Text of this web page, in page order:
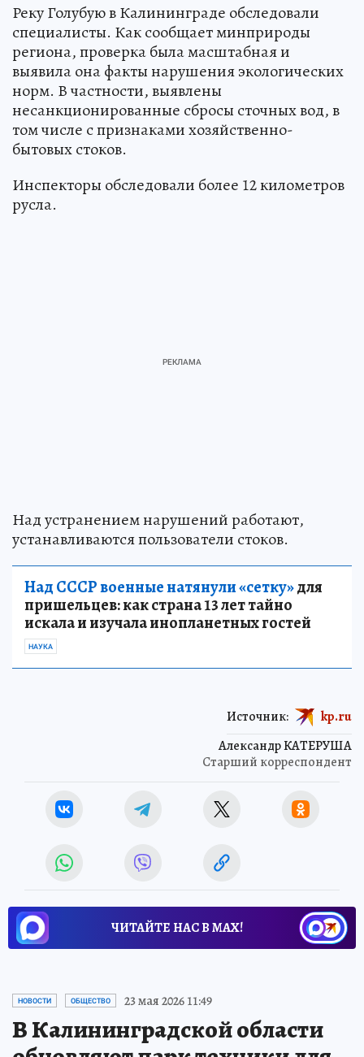
Реку Голубую в Калининграде обследовали
специалисты. Как сообщает минприроды
региона, проверка была масштабная и
выявила она факты нарушения экологических
норм. В частности, выявлены
несанкционированные сбросы сточных вод, в
том числе с признаками хозяйственно-
бытовых стоков.
Инспекторы обследовали более 12 километров
русла.
Над устранением нарушений работают,
устанавливаются пользователи стоков.
Над СССР военные натянули «сетку»для
пришельцев: как страна 13 лет тайно
искала и изучала инопланетных гостей
НАУКА
Александр КАТЕРУША
Старший корреспондент
Источник: kp.ru
ЧИТАЙТЕ НАС В МАХ!
НОВОСТИ ОБЩЕСТВО 23 мая 2026 11:49
В Калининградской области